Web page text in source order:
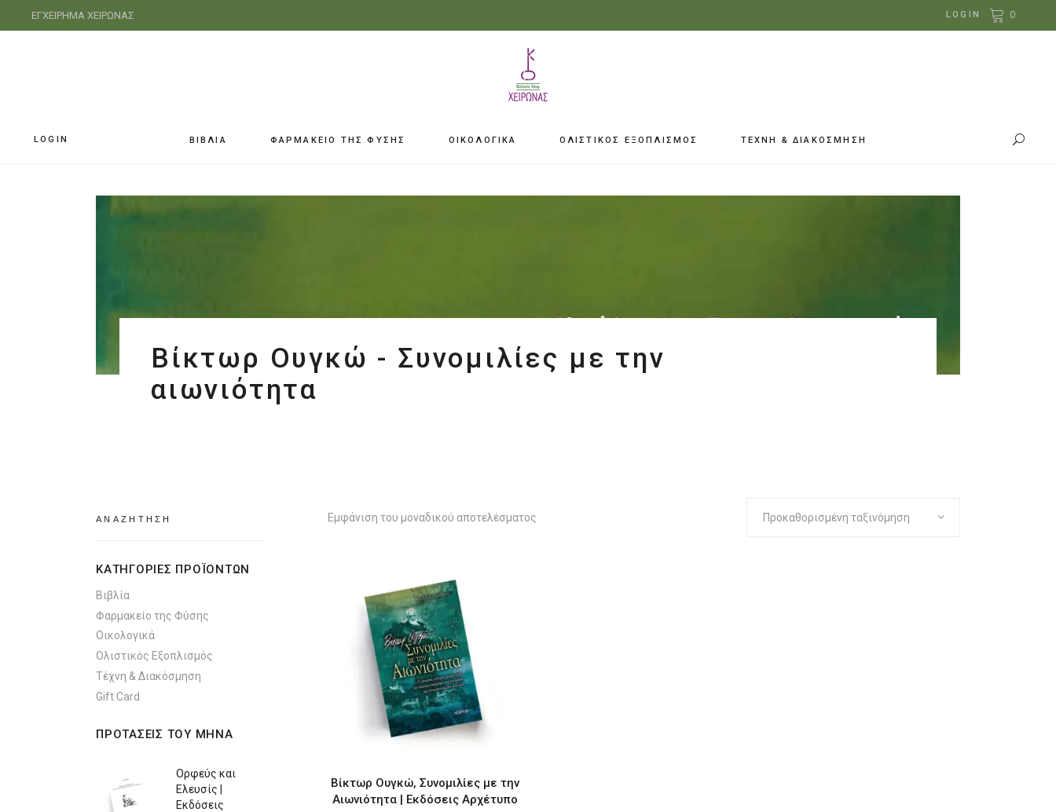
ΕΓΧΕΙΡΗΜΑ ΧΕΙΡΩΝΑΣ LOGIN 0
LOGIN ΒΙΒΛΙΑ ΦΑΡΜΑΚΕΙΟ ΤΗΣ ΦΥΣΗΣ ΟΙΚΟΛΟΓΙΚΑ ΟΛΙΣΤΙΚΟΣ ΕΞΟΠΛΙΣΜΟΣ ΤΕΧΝΗ & ΔΙΑΚΟΣΜΗΣΗ
Βίκτωρ Ουγκώ - Συνομιλίες με την
αιωνιότητα
Εμφάνιση του μοναδικού αποτελέσματος Προκαθορισμένη ταξινόμηση
Βίκτωρ Ουγκώ, Συνομιλίες με την
Αιωνιότητα | Εκδόσεις Αρχέτυπο
for:
ΚΑΤΗΓΟΡΙΕΣ ΠΡΟΪΟΝΤΩΝ
Βιβλία
Φαρμακείο της Φύσης
Οικολογικά
Ολιστικός Εξοπλισμός
Τέχνη & Διακόσμηση
Gift Card
ΠΡΟΤΑΣΕΙΣ ΤΟΥ ΜΗΝΑ
Ορφεύς και
Ελευσίς |
Εκδόσεις